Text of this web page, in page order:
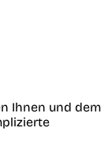
Ihnen und dem